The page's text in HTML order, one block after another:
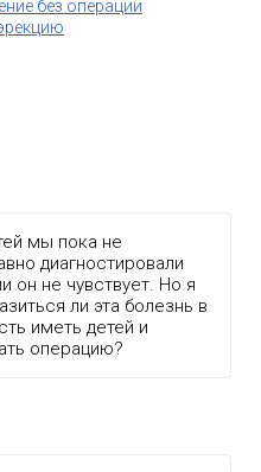
без операции
мы пока не
диагностировали
он не чувствует. Но я
ли эта болезнь в
иметь детей и
операцию?